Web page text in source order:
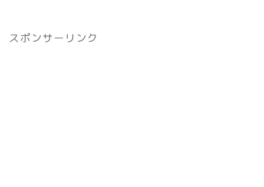
スポンサーリンク